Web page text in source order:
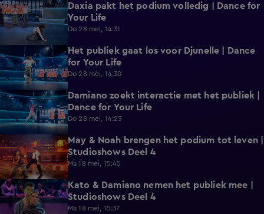
0:31
Daxia pakt het podium volledig | Dance for
Your Life
Do 28 mei, 14:31
0:28
Het publiek gaat los voor Djunelle | Dance
for Your Life
Do 28 mei, 14:30
0:40
Damiano zoekt interactie met het publiek |
Dance for Your Life
Do 28 mei, 14:23
1:41
May & Noah brengen het podium tot leven |
Studioshows Deel 4
Ma 18 mei, 15:45
1:45
Kato & Damiano nemen het publiek mee |
Studioshows Deel 4
Ma 18 mei, 15:37